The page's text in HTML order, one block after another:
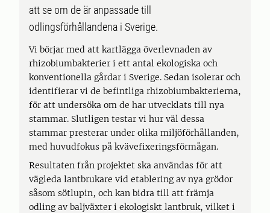
att se om de är anpassade till
odlingsförhållandena i Sverige.
Vi börjar med att kartlägga överlevnaden av
rhizobiumbakterier i ett antal ekologiska och
konventionella gårdar i Sverige. Sedan isolerar och
identifierar vi de befintliga rhizobiumbakterierna,
för att undersöka om de har utvecklats till nya
stammar. Slutligen testar vi hur väl dessa
stammar presterar under olika miljöförhållanden,
med huvudfokus på kvävefixeringsförmågan.
Resultaten från projektet ska användas för att
vägleda lantbrukare vid etablering av nya grödor
såsom sötlupin, och kan bidra till att främja
odling av baljväxter i ekologiskt lantbruk, vilket i